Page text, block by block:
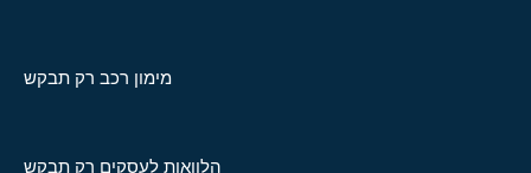
מימון רכב רק תבקש
הלוואות לעסקים רק תבקש